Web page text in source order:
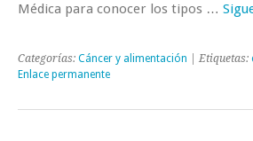
Médica para conocer los tipos …
Categorías: Cáncer y alimentación | Etiquetas:
Enlace permanente